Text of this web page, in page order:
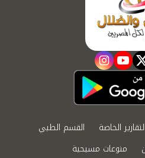
twitter
youtube
instagram
التقارير الخاصة
القسم الطبي
منوعات مسيحية